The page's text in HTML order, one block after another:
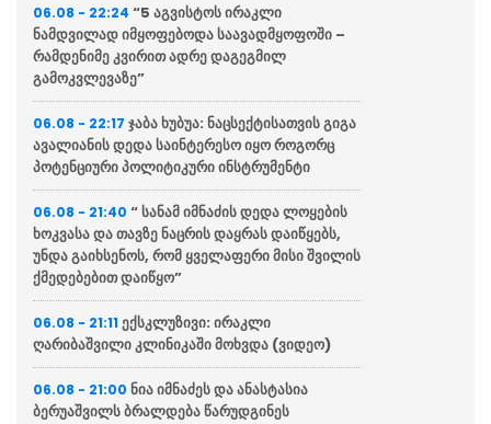
06.08 - 22:24 “5 აგვისტოს ირაკლი
ნამდვილად იმყოფებოდა საავადმყოფოში –
რამდენიმე კვირით ადრე დაგეგმილ
გამოკვლევაზე”
06.08 - 22:17 ჯაბა ხუბუა: ნაცსექტისათვის გიგა
ავალიანის დედა საინტერესო იყო როგორც
პოტენციური პოლიტიკური ინსტრუმენტი
06.08 - 21:40 “ სანამ იმნაძის დედა ლოყების
ხოკვასა და თავზე ნაცრის დაყრას დაიწყებს,
უნდა გაიხსენოს, რომ ყველაფერი მისი შვილის
ქმედებებით დაიწყო”
06.08 - 21:11 ექსკლუზივი: ირაკლი
ღარიბაშვილი კლინიკაში მოხვდა (ვიდეო)
06.08 - 21:00 ნია იმნაძეს და ანასტასია
ბერუაშვილს ბრალდება წარუდგინეს